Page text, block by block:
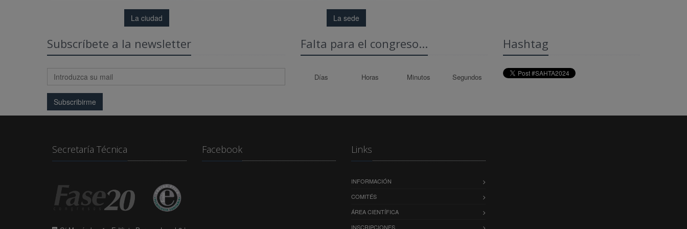
La ciudad La sede
Subscríbete a la newsletter
Subscribirme
Falta para el congreso...
Días Horas Minutos Segundos
Hashtag
Secretaría Técnica Facebook Links
INFORMACIÓN
COMITÉS
ÁREA CIENTÍFICA
INSCRIPCIONES